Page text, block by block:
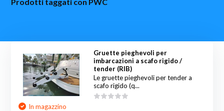
Gruette pieghevoli per
imbarcazioni a scafo rigido /
tender (RIB)
Le gruette pieghevoli per tender a
scafo rigido (q...
In magazzino